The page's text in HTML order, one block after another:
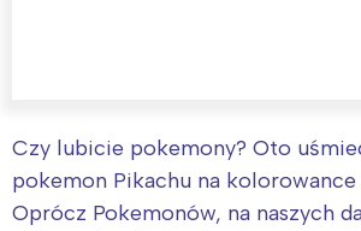
Czy lubicie pokemony? Oto
pokemon Pikachu na kolorowance
Oprócz Pokemonów, na naszych